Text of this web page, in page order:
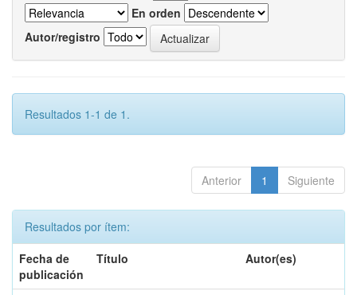
En orden
Autor/registro
Resultados 1-1 de 1.
Anterior 1 Siguiente
Resultados por ítem:
Fecha de
publicación
Título Autor(es)